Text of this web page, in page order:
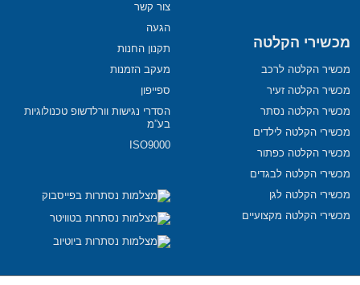
מכשירי הקלטה
מכשיר הקלטה לרכב
מכשיר הקלטה זעיר
מכשיר הקלטה נסתר
מכשירי הקלטה לילדים
מכשיר הקלטה כפתור
מכשירי הקלטה לבגדים
מכשירי הקלטה לגן
מכשירי הקלטה מקצועיים
צור קשר
הגעה
תקנון החנות
מעקב הזמנות
ספייפון
הסדרי נגישות וורלדשופ טכנולוגיות
בע”מ
ISO9000